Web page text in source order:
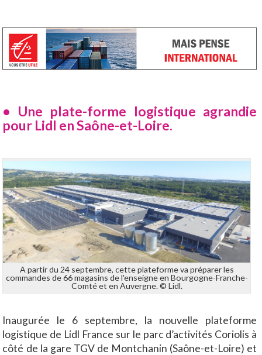
• Une plate-forme logistique agrandie
pour Lidl en Saône-et-Loire.
A partir du 24 septembre, cette plateforme va préparer les
commandes de 66 magasins de l'enseigne en Bourgogne-Franche-
Comté et en Auvergne. © Lidl.
Inaugurée le 6 septembre, la nouvelle plateforme
logistique de Lidl France sur le parc d’activités Coriolis à
côté de la gare TGV de Montchanin (Saône-et-Loire) et